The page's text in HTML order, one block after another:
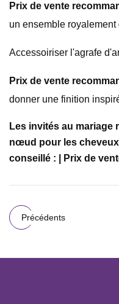
Prix ​​de vente
un ensemble royalement
Accessoiriser l'agrafe
Prix ​​de vente
donner une finition
Les invités au
nœud pour les
conseillé : | Prix ​​de
Précédents